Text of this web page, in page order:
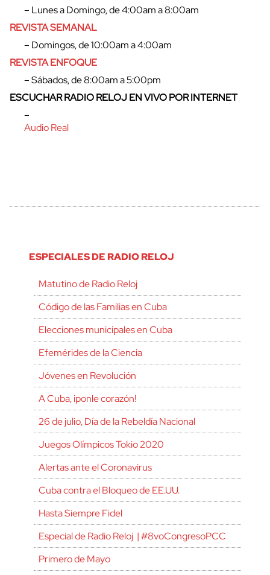
– Lunes a Domingo, de 4:00am a 8:00am
REVISTA SEMANAL
– Domingos, de 10:00am a 4:00am
REVISTA ENFOQUE
– Sábados, de 8:00am a 5:00pm
ESCUCHAR RADIO RELOJ EN VIVO POR INTERNET
–
Audio Real
ESPECIALES DE RADIO RELOJ
Matutino de Radio Reloj
Código de las Familias en Cuba
Elecciones municipales en Cuba
Efemérides de la Ciencia
Jóvenes en Revolución
A Cuba, ¡ponle corazón!
26 de julio, Día de la Rebeldía Nacional
Juegos Olímpicos Tokio 2020
Alertas ante el Coronavirus
Cuba contra el Bloqueo de EE.UU.
Hasta Siempre Fidel
Especial de Radio Reloj | #8voCongresoPCC
Primero de Mayo